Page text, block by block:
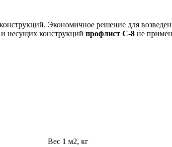
Экономичное решение для
несущих конструкций профлист С-8 не
Вес 1 м2, кг